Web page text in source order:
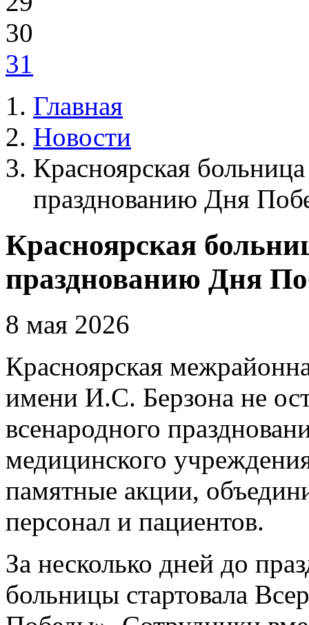
30
31
Главная
Новости
Красноярская
празднованию Дня
Красноярская
празднованию Дня
8 мая 2026
Красноярская
имени И.С. Берзона не
всенародного
медицинского
памятные акции,
персонал и пациентов.
За несколько дней до
больницы стартовала